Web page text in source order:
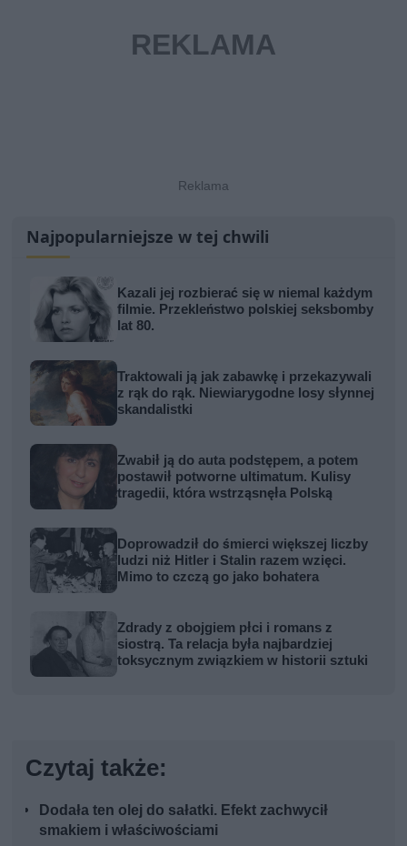
Najpopularniejsze w tej chwili
Kazali jej rozbierać się w niemal każdym
filmie. Przekleństwo polskiej seksbomby
lat 80.
Traktowali ją jak zabawkę i przekazywali
z rąk do rąk. Niewiarygodne losy słynnej
skandalistki
Zwabił ją do auta podstępem, a potem
postawił potworne ultimatum. Kulisy
tragedii, która wstrząsnęła Polską
Doprowadził do śmierci większej liczby
ludzi niż Hitler i Stalin razem wzięci.
Mimo to czczą go jako bohatera
Zdrady z obojgiem płci i romans z
siostrą. Ta relacja była najbardziej
toksycznym związkiem w historii sztuki
Czytaj także:
Dodała ten olej do sałatki. Efekt zachwycił
smakiem i właściwościami